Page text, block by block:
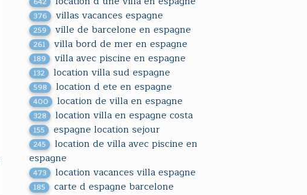
376 villas vacances espagne
259 ville de barcelone en espagne
261 villa bord de mer en espagne
189 villa avec piscine en espagne
132 location villa sud espagne
598 location d ete en espagne
400 location de villa en espagne
328 location villa en espagne costa
155 espagne location sejour
245
location de villa avec piscine en
espagne
473 location vacances villa espagne
185 carte d espagne barcelone